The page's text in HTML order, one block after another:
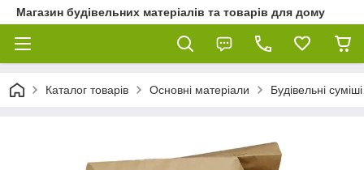
Магазин будівельних матеріалів та товарів для дому
Каталог товарів Основні матеріали Будівельні суміші